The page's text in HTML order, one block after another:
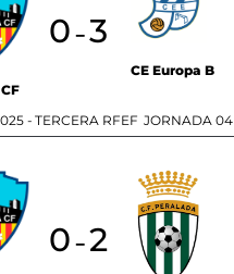
0-3
CE Europa B
-TERCERA RFEF JORNADA 04
0-2